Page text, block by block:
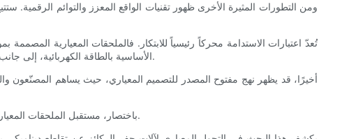
ومن التطورات المثيرة الأخرى ظهور تقنيات الواقع المعزز والتوائم الرقمية.
تُعدّ اعتبارات الاستدامة محركاً رئيسياً للابتكار. فالملحقات المعيارية المصممة
الأساسية بالطاقة الكهربائية، إلى جانب الملحقات الموفرة للطاقة، سيُساهم في خفض انبعاثات الكربون والتلوث الضوضائي في مواقع العمل، بما يتماشى مع الأهداف البيئية العالمية.
أخيرًا، قد يظهر نهج مفتوح المصدر للتصميم المعياري، حيث يساهم المصنّعون
باختصار، مستقبل الملحقات المعيارية لآلات حفر الركائز مشرق، إذ يبشر بآلات أكثر ذكاءً وصديقة للبيئة وأكثر تنوعًا قادرة على إحداث تحول في كفاءة البناء في جميع أنحاء العالم.